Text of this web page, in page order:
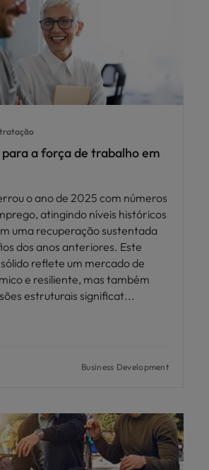
a força de trabalho em
o ano de 2025 com números
atingindo níveis históricos
uma recuperação sustentada
dos anos anteriores. Este
reflete um mercado de
e resiliente, mas também
estruturais significat
Business Development